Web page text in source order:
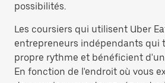
possibilités.
Les coursiers qui utilisent Uber
entrepreneurs indépendants qui
propre rythme et bénéficient
En fonction de l'endroit où vous